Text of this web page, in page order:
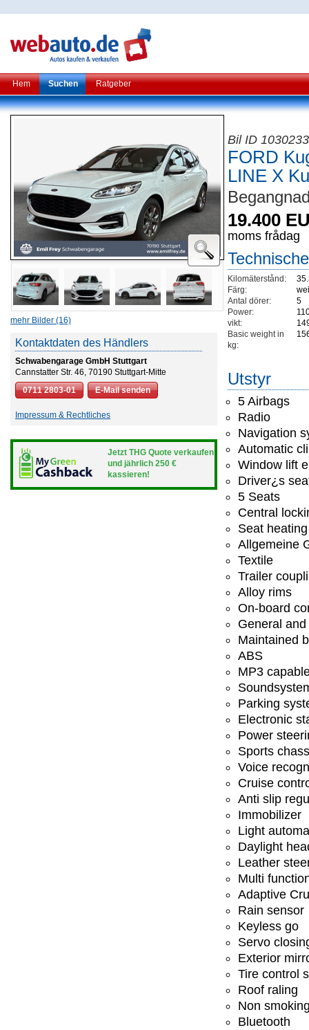
Hem Suchen Ratgeber
mehr Bilder (16)
Kontaktdaten des Händlers
Schwabengarage GmbH Stuttgart
Cannstatter Str. 46, 70190 Stuttgart-Mitte
0711 2803-01
E-Mail senden
Impressum & Rechtliches
Jetzt THG Quote verkaufen
und jährlich 250 €
kassieren!
Bil ID
FORD
LINE X
19.400
moms frådag
Kilomäterstånd:
Färg:
Antal dörer:
5
Power:
vikt:
Basic weight in
kg:
Utstyr
5 Airbags
Radio
Navigation
Automatic
Window lift
Driver¿s
5 Seats
Central
Seat
Allgemeine
Textile
Trailer
Alloy rims
On-board
General
Maintained
ABS
MP3
Parking
Electronic
Power
Sports
Voice
Cruise
Anti slip
Immobilizer
Light
Daylight
Leather
Multi
Adaptive
Rain sensor
Keyless go
Servo
Exterior
Tire control
Roof raling
Non
Bluetooth